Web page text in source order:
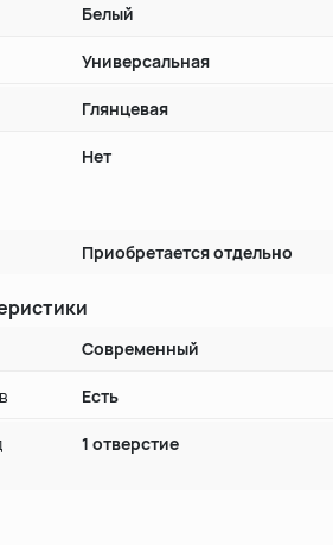
Белый
Универсальная
Глянцевая
Нет
Приобретается отдельно
Современный
Есть
1 отверстие